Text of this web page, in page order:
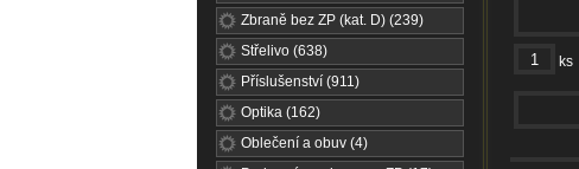
Zbraně bez ZP (kat. D) (239)
Střelivo (638)
Příslušenství (911)
Optika (162)
Oblečení a obuv (4)
ks